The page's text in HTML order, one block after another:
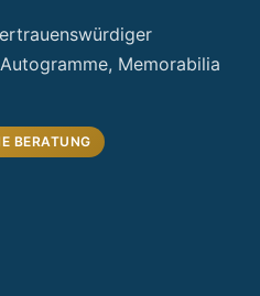
Memorabilia
BERATUNG